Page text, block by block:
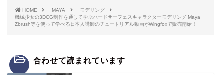
HOME MAYA
モデリング
機械少女の3DCG制作を通して学ぶハードサーフェスキャラクターモデリング Maya
Zbrush等を使って学べる日本人講師のチュートリアル動画がWingfoxで販売開始！
合わせて読まれています